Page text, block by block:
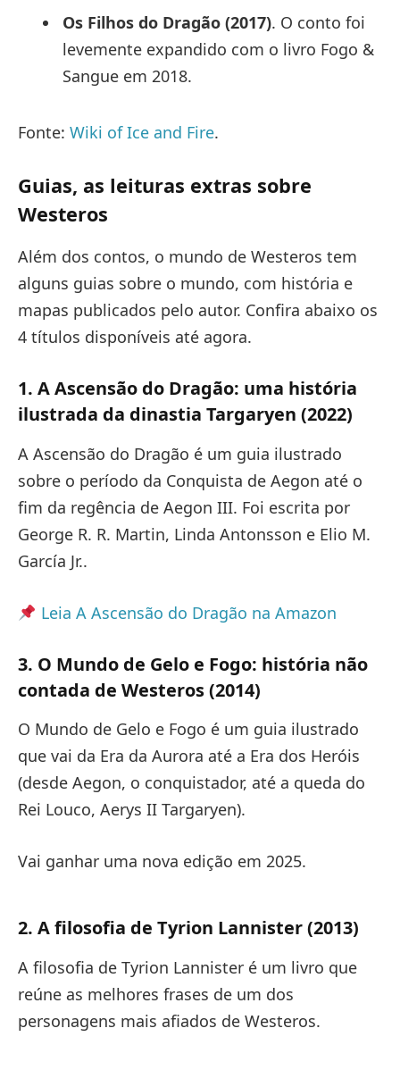
Os Filhos do Dragão (2017). O conto foi
levemente expandido com o livro Fogo &
Sangue em 2018.
Fonte: Wiki of Ice and Fire.
Guias, as leituras extras sobre
Westeros
Além dos contos, o mundo de Westeros tem
alguns guias sobre o mundo, com história e
mapas publicados pelo autor. Confira abaixo os
4 títulos disponíveis até agora.
1. A Ascensão do Dragão: uma história
ilustrada da dinastia Targaryen (2022)
A Ascensão do Dragão é um guia ilustrado
sobre o período da Conquista de Aegon até o
fim da regência de Aegon III. Foi escrita por
George R. R. Martin, Linda Antonsson e Elio M.
García Jr..
Leia A Ascensão do Dragão na Amazon
3. O Mundo de Gelo e Fogo: história não
contada de Westeros (2014)
O Mundo de Gelo e Fogo é um guia ilustrado
que vai da Era da Aurora até a Era dos Heróis
(desde Aegon, o conquistador, até a queda do
Rei Louco, Aerys II Targaryen).
Vai ganhar uma nova edição em 2025.
2. A filosofia de Tyrion Lannister (2013)
A filosofia de Tyrion Lannister é um livro que
reúne as melhores frases de um dos
personagens mais afiados de Westeros.